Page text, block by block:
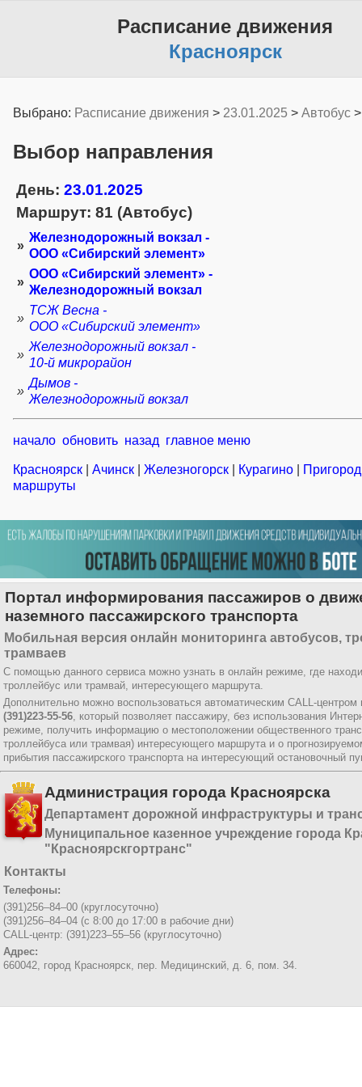
Расписание движения
Красноярск
Выбрано: Расписание движения > 23.01.2025 > Автобус
Выбор направления
День: 23.01.2025
Маршрут: 81 (Автобус)
»
Железнодорожный вокзал -
ООО «Сибирский элемент»
»
ООО «Сибирский элемент» -
Железнодорожный вокзал
»
ТСЖ Весна -
ООО «Сибирский элемент»
»
Железнодорожный вокзал -
10-й микрорайон
»
Дымов -
Железнодорожный вокзал
начало обновить назад главное меню
Красноярск Ачинск Железногорск Курагино
маршруты
Портал информирования пассажиров о
наземного пассажирского транспорта
Мобильная версия онлайн мониторинга автобусов,
трамваев
С помощью данного сервиса можно узнать в онлайн режиме, где
троллейбус или трамвай, интересующего маршрута.
Дополнительно можно воспользоваться автоматическим CALL-
(391)223-55-56, который позволяет пассажиру, без использования
режиме, получить информацию о местоположении общественного
троллейбуса или трамвая) интересующего маршрута и о
прибытия пассажирского транспорта на интересующий остановочный
Администрация города Красноярска
Департамент дорожной инфраструктуры и
Муниципальное казенное учреждение города
"Красноярскгортранс"
Контакты
Телефоны:
(391)256–84–00 (круглосуточно)
(391)256–84–04 (с 8:00 до 17:00 в рабочие дни)
CALL-центр: (391)223–55–56 (круглосуточно)
Адрес:
660042, город Красноярск, пер. Медицинский, д. 6, пом. 34.